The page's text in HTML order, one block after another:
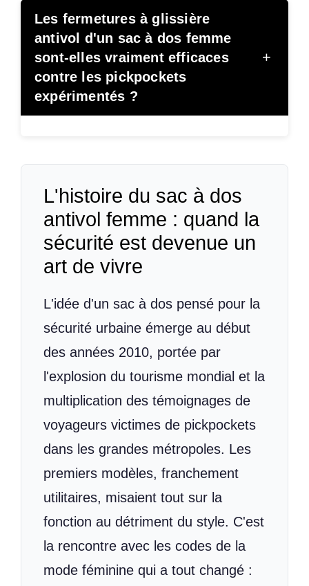
Les fermetures à glissière
antivol d'un sac à dos femme
sont-elles vraiment efficaces
contre les pickpockets
expérimentés ?
+
L'histoire du sac à dos
antivol femme : quand la
sécurité est devenue un
art de vivre
L'idée d'un sac à dos pensé pour la
sécurité urbaine émerge au début
des années 2010, portée par
l'explosion du tourisme mondial et la
multiplication des témoignages de
voyageurs victimes de pickpockets
dans les grandes métropoles. Les
premiers modèles, franchement
utilitaires, misaient tout sur la
fonction au détriment du style. C'est
la rencontre avec les codes de la
mode féminine qui a tout changé :